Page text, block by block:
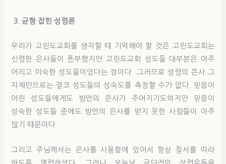
3. 균형 잡힌 성령론
우리가 고린도교회를 생각할 때 기억해야 할 것은 고린도교회는
신령한 은사들이 풍부했지만 고린도교회 성도들 대부분은 아주
어리고 미숙한 성도들이었다는 점이다. 그러므로 성령의 은사 그
자체만으로는 결코 성도들의 성숙도를 측정할 수가 없다. 믿음이
어린 성도들에게도 방언의 은사가 주어지기도하지만 믿음이
성숙한 성도들 중에도 방언의 은사를 받지 못한 사람들이 아주
많기 때문이다.
그리고 주님께서는 은사를 사용함에 있어서 항상 질서를 따라